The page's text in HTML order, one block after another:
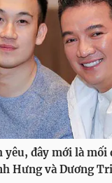
Thủy
Thị Mỹ Hạnh,
355 931 - 024.38 355
024.66 897 897
7300.7108
đây mới là mối
Hưng và Dương